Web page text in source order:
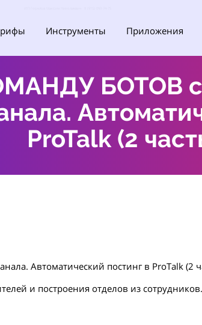
Инструменты Приложения
БОТОВ c
ProTalk (2
Автоматический постинг в ProTalk (2
и построения отделов из сотрудников.